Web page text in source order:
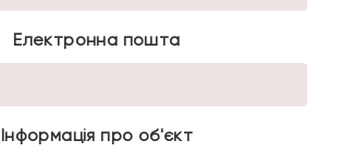
Електронна пошта
Інформація про об'єкт